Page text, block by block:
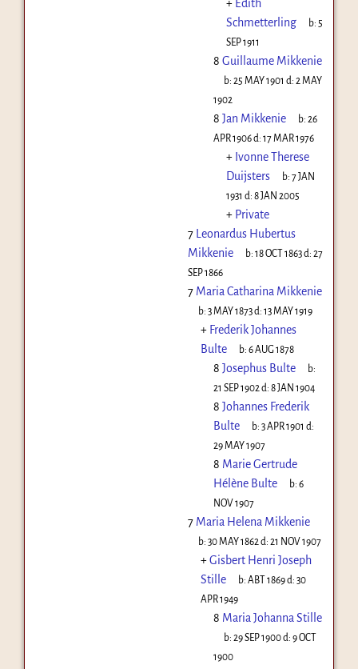
+ Edith
Schmetterling
b: 5
SEP 1911
8 Guillaume Mikkenie
b:25 MAY 1901 d:2 MAY
1902
8 Jan Mikkenie b:26
APR 1906d: 17 MAR 1976
+ Ivonne Therese
Duijsters
b:7 JAN
1931 d: 8 JAN 2005
+ Private
7 Leonardus Hubertus
Mikkenie
b:18 OCT 1863d:27
SEP 1866
7 Maria Catharina Mikkenie
b:3 MAY 1873d:13 MAY 1919
+ Frederik Johannes
Bulte
b:6 AUG 1878
8 Josephus Bulte
b:
21 SEP 1902 d: 8 JAN 1904
8 Johannes Frederik
Bulte
b:3 APR 1901 d:
29 MAY 1907
8 Marie Gertrude
Hélène Bulte
b:6
NOV 1907
7 Maria Helena Mikkenie
b:30 MAY 1862 d:21 NOV 1907
+Gisbert Henri Joseph
Stille
b:ABT 1869d:30
APR 1949
8 Maria Johanna Stille
b:29 SEP 1900d:9 OCT
1900